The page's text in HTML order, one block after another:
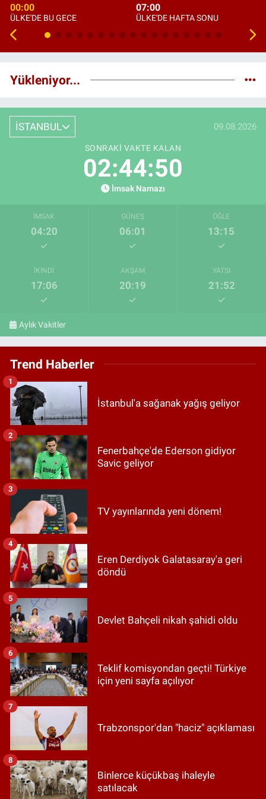
00:00
ÜLKE'DE BU GECE
07:00
ÜLKE'DE HAFTA SONU
Yükleniyor...
İSTANBUL 09.08.2026
SONRAKI VAKTE KALAN
02:44:49
İmsak Namazı
İMSAK
04:20
GÜNEŞ
06:01
ÖĞLE
13:15
İKINDI
17:06
AKŞAM
20:19
YATSI
21:52
Aylık Vakitler
Trend Haberler
İstanbul'a sağanak yağış geliyor
1
Fenerbahçe'de Ederson gidiyor
Savic geliyor
2
TV yayınlarında yeni dönem!
3
Eren Derdiyok Galatasaray'a geri
döndü
4
Devlet Bahçeli nikah şahidi oldu
5
Teklif komisyondan geçti! Türkiye
için yeni sayfa açılıyor
6
Trabzonspor'dan "haciz" açıklaması
7
Binlerce küçükbaş ihaleyle
satılacak
8